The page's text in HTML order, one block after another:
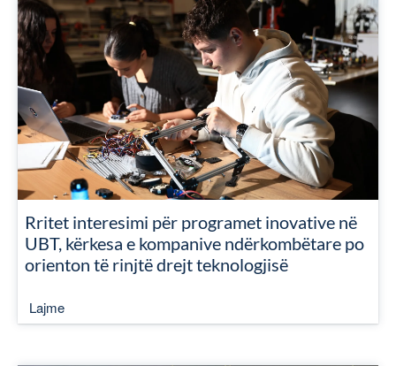
Rritet interesimi për programet inovative në
UBT, kërkesa e kompanive ndërkombëtare po
orienton të rinjtë drejt teknologjisë
Lajme